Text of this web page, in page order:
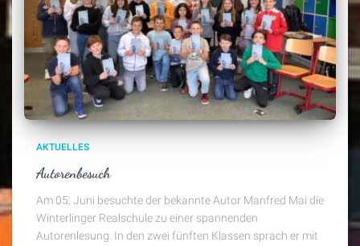
AKTUELLES
Autorenbesuch
Am 05. Juni besuchte der bekannte Autor Manfred Mai die
Winterlinger Realschule zu einer spannenden
Autorenlesung. In den zwei fünften Klassen sprach er mit